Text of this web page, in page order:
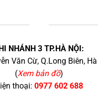
NHÁNH 3 TP.HÀ NỘI:
Văn Cừ, Q.Long Biên,
(Xem bản đồ)
thoại: 0977 602 688